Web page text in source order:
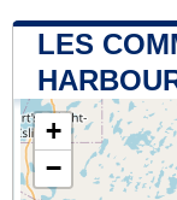
LES
+
−